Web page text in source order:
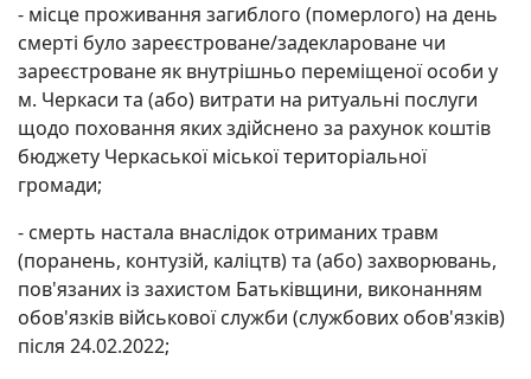
- місце проживання загиблого (померлого) на день
смерті було зареєстроване/задеклароване чи
зареєстроване як внутрішньо переміщеної особи у
м. Черкаси та (або) витрати на ритуальні послуги
щодо поховання яких здійснено за рахунок коштів
бюджету Черкаської міської територіальної
громади;
- смерть настала внаслідок отриманих травм
(поранень, контузій, каліцтв) та (або) захворювань,
пов'язаних із захистом Батьківщини, виконанням
обов'язків військової служби (службових обов'язків)
після 24.02.2022;